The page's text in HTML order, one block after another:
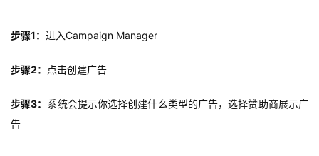
营
实
分
享
步骤1： 进入Campaign Manager
步骤2： 点击创建广告
步骤3： 系统会提示你选择创建什么类型的广告，选择赞助商展示广
告